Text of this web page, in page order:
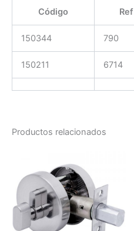
Código Ref
150344 790
150211 6714
Productos relacionados